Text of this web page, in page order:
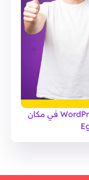
كل ما تحتاجه لموقعك على WordPress في مكان